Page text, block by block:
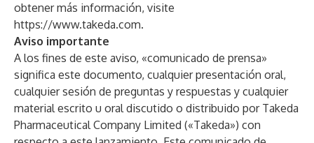
obtener más información, visite
https://www.takeda.com.
Aviso importante
A los fines de este aviso, «comunicado de prensa»
significa este documento, cualquier presentación oral,
cualquier sesión de preguntas y respuestas y cualquier
material escrito u oral discutido o distribuido por Takeda
Pharmaceutical Company Limited («Takeda») con